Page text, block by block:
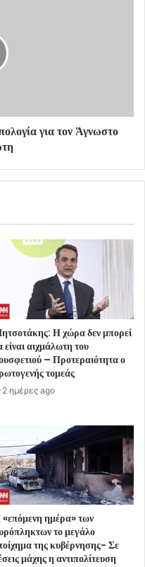
για τον Άγνωστο
Η χώρα δεν μπορεί
είναι αιχμάλωτη του
– Προτεραιότητα ο
τομεάς
2 ημέρες ago
ημέρα» των
το μεγάλο
της κυβέρνησης- Σε
μάχης η αντιπολίτευση